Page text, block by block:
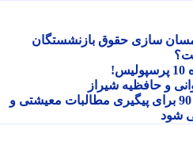
سازی حقوق بازنشستگان
حافظیه شیراز
ویژه کمیسیون اصل 90 برای پیگیری مطالبات معیشتی و